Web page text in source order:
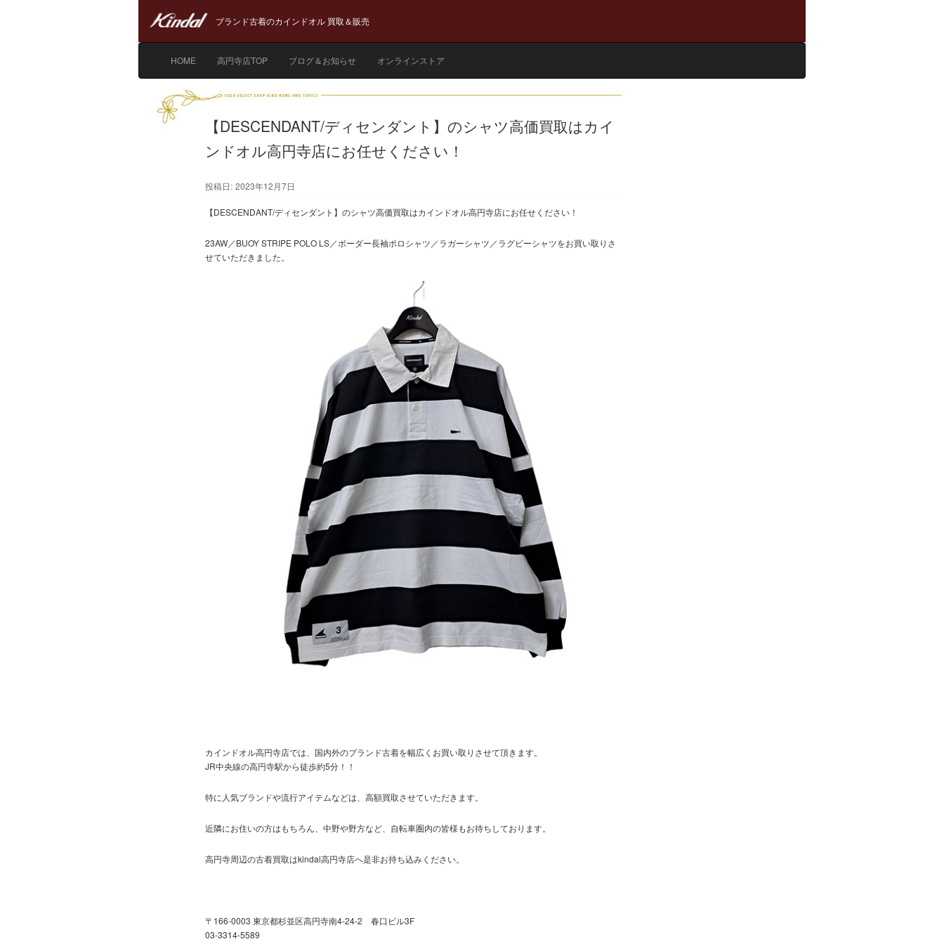
ブランド古着のカインドオル 買取＆販売
HOME 高円寺店TOP ブログ＆お知らせ オンラインストア
【DESCENDANT/ディセンダント】のシャツ高価買取はカイ
ンドオル高円寺店にお任せください！
投稿日: 2023年12月7日
【DESCENDANT/ディセンダント】のシャツ高価買取はカインドオル高円寺店にお任せください！
23AW／BUOY STRIPE POLO LS／ボーダー長袖ポロシャツ／ラガーシャツ／ラグビーシャツをお買い取りさ
せていただきました。
カインドオル高円寺店では、国内外のブランド古着を幅広くお買い取りさせて頂きます。
JR中央線の高円寺駅から徒歩約5分！！
特に人気ブランドや流行アイテムなどは、高額買取させていただきます。
近隣にお住いの方はもちろん、中野や野方など、自転車圏内の皆様もお待ちしております。
高円寺周辺の古着買取はkindal高円寺店へ是非お持ち込みください。
〒166-0003 東京都杉並区高円寺南4-24-2 春口ビル3F
03-3314-5589